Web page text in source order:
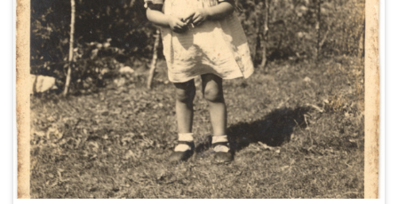
spiega la didascalia scritta in spagnolo.
Per maggiori informazioni: